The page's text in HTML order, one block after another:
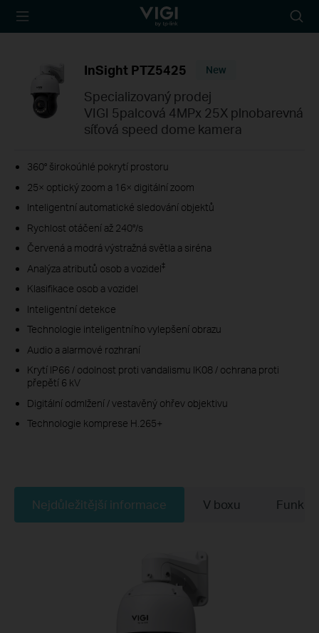
TP-Link, Reliably
icon
InSight PTZ5425 New
Specializovaný prodej
VIGI 5palcová 4MPx 25X plnobarevná
síťová speed dome kamera
360° širokoúhlé pokrytí prostoru
25× optický zoom a 16× digitální zoom
Inteligentní automatické sledování objektů
Rychlost otáčení až 240°/s
Červená a modrá výstražná světla a siréna
Analýza atributů osob a vozidel‡
Klasifikace osob a vozidel
Inteligentní detekce
Technologie inteligentního vylepšení obrazu
Audio a alarmové rozhraní
Krytí IP66 / odolnost proti vandalismu IK08 / ochrana proti
přepětí 6 kV
Digitální odmlžení / vestavěný ohřev objektivu
Technologie komprese H.265+
Nejdůležitější informace V boxu